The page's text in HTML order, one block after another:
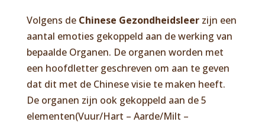
Volgens deChinese Gezondheidsleerzijn een
aantal emoties gekoppeld aan de werking van
bepaalde Organen. De organen worden met
een hoofdletter geschreven om aan te geven
dat dit met de Chinese visie te maken heeft.
De organen zijn ook gekoppeld aan de 5
elementen(Vuur/Hart – Aarde/Milt –